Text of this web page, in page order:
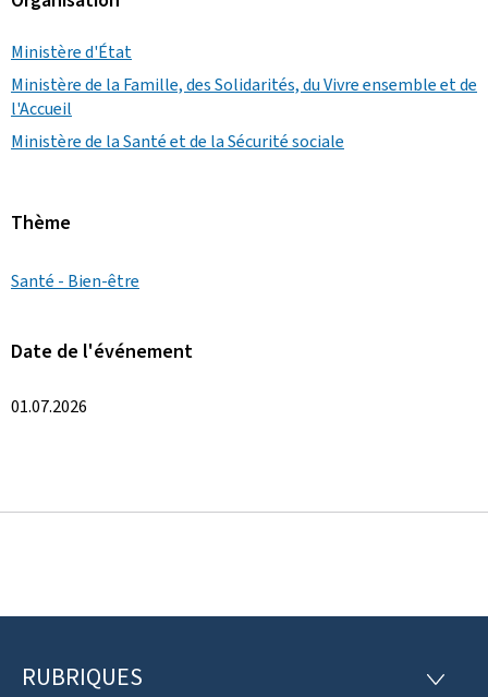
Ministère d'État
Ministère de la Famille, des Solidarités, du Vivre ensemble et de
l'Accueil
Ministère de la Santé et de la Sécurité sociale
Thème
Santé - Bien-être
Date de l'événement
01.07.2026
P
RUBRIQUES
R